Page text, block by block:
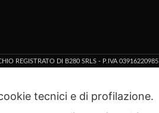
REGISTRATO DI B280 SRLS - P.IVA 03916220985
tecnici e di profilazione.